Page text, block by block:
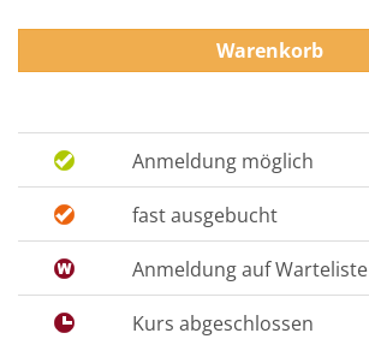
Warenkorb
Anmeldung möglich
fast ausgebucht
Anmeldung auf Warteliste
Kurs abgeschlossen